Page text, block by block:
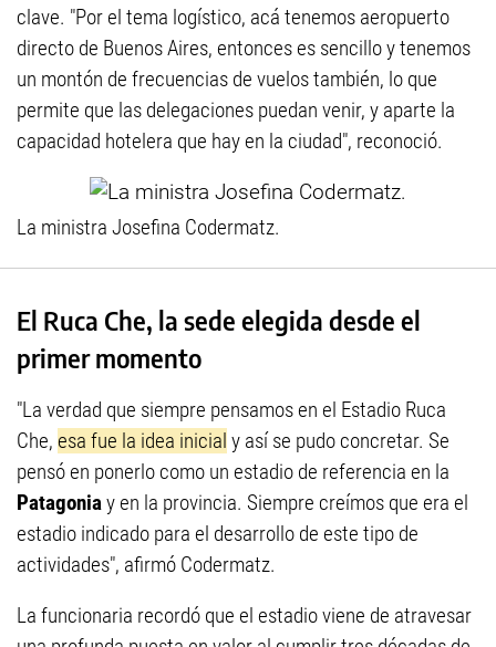
clave. "Por el tema logístico, acá tenemos aeropuerto
directo de Buenos Aires, entonces es sencillo y tenemos
un montón de frecuencias de vuelos también, lo que
permite que las delegaciones puedan venir, y aparte la
capacidad hotelera que hay en la ciudad", reconoció.
La ministra Josefina Codermatz.
El Ruca Che, la sede elegida desde el
primer momento
"La verdad que siempre pensamos en el Estadio Ruca
Che, esa fue la idea inicial y así se pudo concretar. Se
pensó en ponerlo como un estadio de referencia en la
Patagoniay en la provincia. Siempre creímos que era el
estadio indicado para el desarrollo de este tipo de
actividades", afirmó Codermatz.
La funcionaria recordó que el estadio viene de atravesar